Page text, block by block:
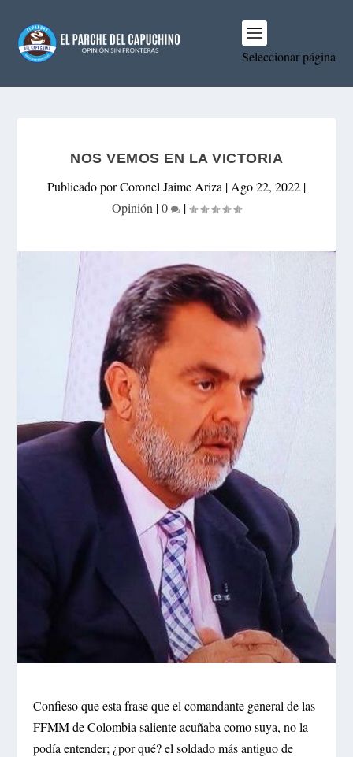
Seleccionar página
NOS VEMOS EN LA VICTORIA
Publicado porCoronel Jaime Ariza | Ago 22, 2022 |
Opinión |0 |
Confieso que esta frase que el comandante general de las
FFMM de Colombia saliente acuñaba como suya, no la
podía entender; ¿por qué? el soldado más antiguo de